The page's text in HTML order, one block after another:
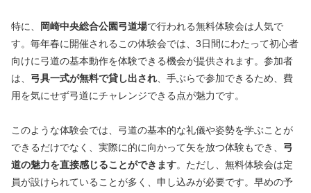
特に、 岡崎中央総合公園弓道場で行われる無料体験会は人気で
す。毎年春に開催されるこの体験会では、3日間にわたって初心者
向けに弓道の基本動作を体験できる機会が提供されます。参加者
は、 弓具一式が無料で貸し出され 、手ぶらで参加できるため、費
用を気にせず弓道にチャレンジできる点が魅力です。
このような体験会では、弓道の基本的な礼儀や姿勢を学ぶことが
できるだけでなく、実際に的に向かって矢を放つ体験もでき、 弓
道の魅力を直接感じることができます。ただし、無料体験会は定
員が設けられていることが多く、申し込みが必要です。早めの予